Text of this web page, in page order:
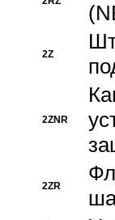
2Z
2ZNR
2ZR